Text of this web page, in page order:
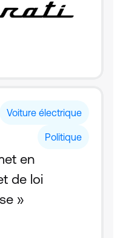
Voiture électrique
Politique
en
de loi
»